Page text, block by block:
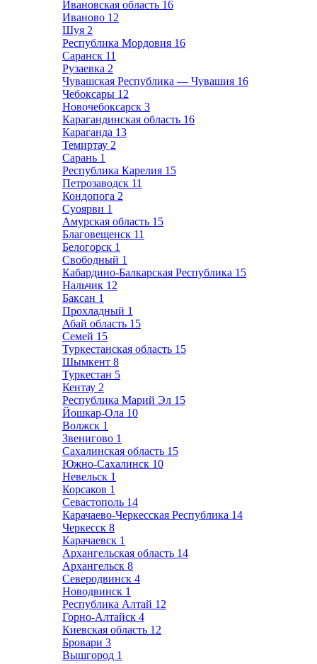
Ивановская область 16
Иваново 12
Шуя 2
Республика Мордовия 16
Саранск 11
Рузаевка 2
Чувашская Республика — Чувашия 16
Чебоксары 12
Новочебоксарск 3
Карагандинская область 16
Караганда 13
Темиртау 2
Сарань 1
Республика Карелия 15
Петрозаводск 11
Кондопога 2
Суоярви 1
Амурская область 15
Благовещенск 11
Белогорск 1
Свободный 1
Кабардино-Балкарская Республика 15
Нальчик 12
Баксан 1
Прохладный 1
Абай область 15
Семей 15
Туркестанская область 15
Шымкент 8
Туркестан 5
Кентау 2
Республика Марий Эл 15
Йошкар-Ола 10
Волжск 1
Звенигово 1
Сахалинская область 15
Южно-Сахалинск 10
Невельск 1
Корсаков 1
Севастополь 14
Карачаево-Черкесская Республика 14
Черкесск 8
Карачаевск 1
Архангельская область 14
Архангельск 8
Северодвинск 4
Новодвинск 1
Республика Алтай 12
Горно-Алтайск 4
Киевская область 12
Бровари 3
Вышгород 1